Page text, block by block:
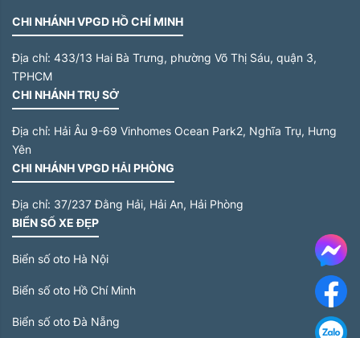
CHI NHÁNH VPGD HỒ CHÍ MINH
Địa chỉ: 433/13 Hai Bà Trưng, phường Võ Thị Sáu, quận 3,
TPHCM
CHI NHÁNH TRỤ SỞ
Địa chỉ: Hải Âu 9-69 Vinhomes Ocean Park2, Nghĩa Trụ, Hưng
Yên
CHI NHÁNH VPGD HẢI PHÒNG
Địa chỉ: 37/237 Đằng Hải, Hải An, Hải Phòng
BIỂN SỐ XE ĐẸP
Biển số oto Hà Nội
Biển số oto Hồ Chí Minh
Biển số oto Đà Nẵng